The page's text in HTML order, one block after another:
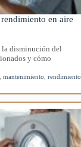
en aire
la disminución del
y cómo
,mantenimiento ,rendimiento